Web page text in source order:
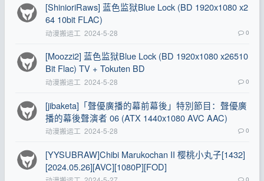
[ShinioriRaws] 蓝色监狱Blue Lock (BD 1920x1080 x2
64 10bit FLAC)
动漫搬运工 2024-5-28 0
[Moozzi2] 蓝色监狱Blue Lock (BD 1920x1080 x26510
Bit Flac) TV + Tokuten BD
动漫搬运工 2024-5-28 0
[jibaketa]「聲優廣播的幕前幕後」特別節目：聲優廣
播的幕後聲演者 06 (ATX 1440x1080 AVC AAC)
动漫搬运工 2024-5-28 0
[YYSUBRAW]Chibi Marukochan II 樱桃小丸子[1432]
[2024.05.26][AVC][1080P][FOD]
0